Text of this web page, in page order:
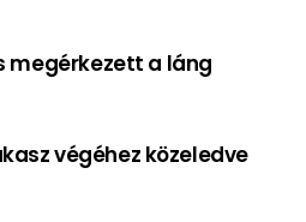
megérkezett a láng
végéhez közeledve